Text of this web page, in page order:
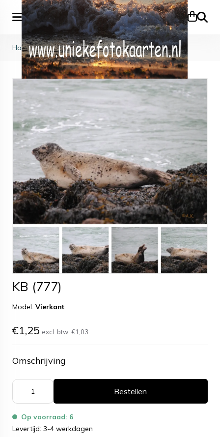
Zoeken
Home>KB (777)
KB (777)
Model: Vierkant
€1,25 excl. btw: €1,03
Omschrijving
Bestellen
Op voorraad: 6
Levertijd: 3-4 werkdagen